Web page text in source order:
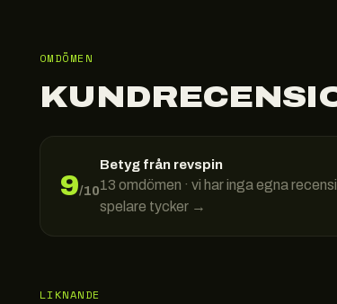
OMDÖMEN
9/10
Betyg från revspin
13 omdömen · vi har inga egna
spelare tycker →
LIKNANDE